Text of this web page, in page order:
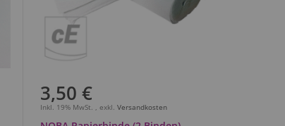
3,50 €
Inkl. 19% MwSt. , exkl. Versandkosten